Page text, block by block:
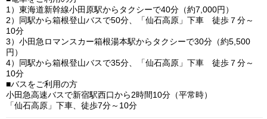
1）東海道新幹線小田原駅からタクシーで40分（約7,000円）
2）同駅から箱根登山バスで50分、「仙石高原」下車 徒歩７分～
10分
3）小田急ロマンスカー箱根湯本駅からタクシーで30分（約5,500
円）
4）同駅から箱根登山バスで35分、「仙石高原」下車 徒歩７分～
10分
■バスをご利用の方
小田急高速バスで新宿駅西口から2時間10分（平常時）
「仙石高原」下車、徒歩7分～10分